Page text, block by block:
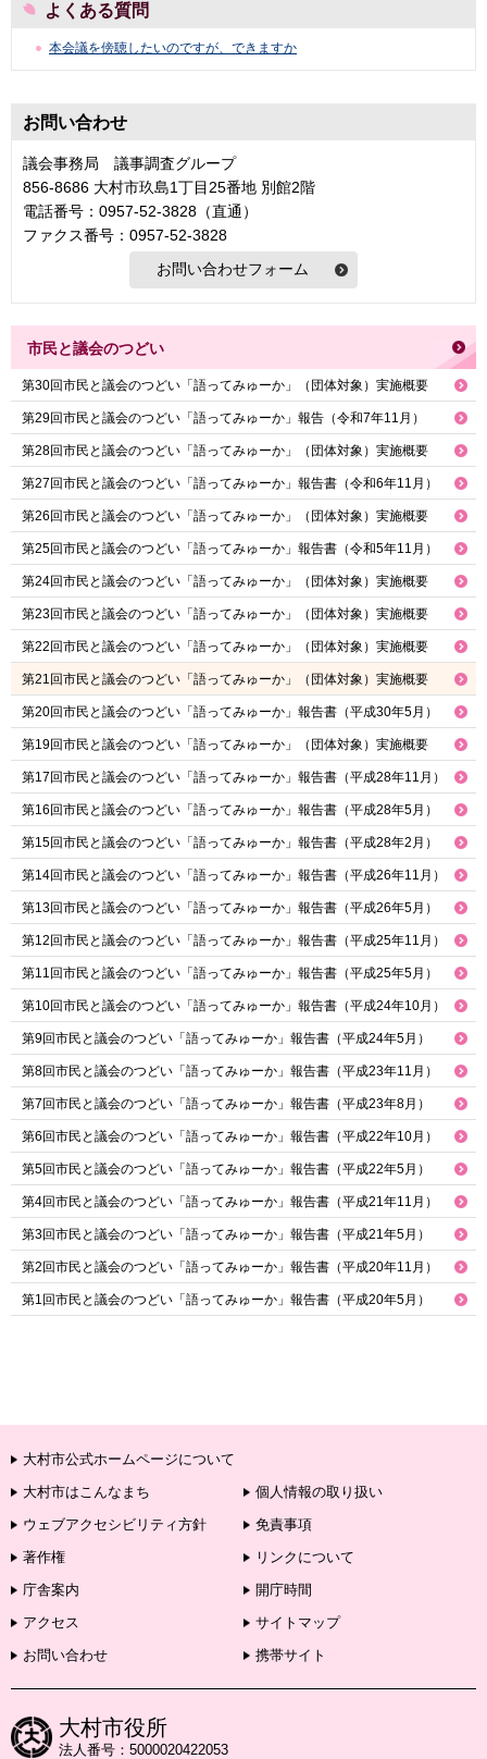
よくある質問
本会議を傍聴したいのですが、できますか
お問い合わせ
議会事務局 議事調査グループ
856-8686 大村市玖島1丁目25番地 別館2階
電話番号：0957-52-3828（直通）
ファクス番号：0957-52-3828
市民と議会のつどい
第30回市民と議会のつどい「語ってみゅーか」（団体対象）実施概要
第29回市民と議会のつどい「語ってみゅーか」報告（令和7年11月）
第28回市民と議会のつどい「語ってみゅーか」（団体対象）実施概要
第27回市民と議会のつどい「語ってみゅーか」報告書（令和6年11月）
第26回市民と議会のつどい「語ってみゅーか」（団体対象）実施概要
第25回市民と議会のつどい「語ってみゅーか」報告書（令和5年11月）
第24回市民と議会のつどい「語ってみゅーか」（団体対象）実施概要
第23回市民と議会のつどい「語ってみゅーか」（団体対象）実施概要
第22回市民と議会のつどい「語ってみゅーか」（団体対象）実施概要
第21回市民と議会のつどい「語ってみゅーか」（団体対象）実施概要
第20回市民と議会のつどい「語ってみゅーか」報告書（平成30年5月）
第19回市民と議会のつどい「語ってみゅーか」（団体対象）実施概要
第17回市民と議会のつどい「語ってみゅーか」報告書（平成28年11月）
第16回市民と議会のつどい「語ってみゅーか」報告書（平成28年5月）
第15回市民と議会のつどい「語ってみゅーか」報告書（平成28年2月）
第14回市民と議会のつどい「語ってみゅーか」報告書（平成26年11月）
第13回市民と議会のつどい「語ってみゅーか」報告書（平成26年5月）
第12回市民と議会のつどい「語ってみゅーか」報告書（平成25年11月）
第11回市民と議会のつどい「語ってみゅーか」報告書（平成25年5月）
第10回市民と議会のつどい「語ってみゅーか」報告書（平成24年10月）
第9回市民と議会のつどい「語ってみゅーか」報告書（平成24年5月）
第8回市民と議会のつどい「語ってみゅーか」報告書（平成23年11月）
第7回市民と議会のつどい「語ってみゅーか」報告書（平成23年8月）
第6回市民と議会のつどい「語ってみゅーか」報告書（平成22年10月）
第5回市民と議会のつどい「語ってみゅーか」報告書（平成22年5月）
第4回市民と議会のつどい「語ってみゅーか」報告書（平成21年11月）
第3回市民と議会のつどい「語ってみゅーか」報告書（平成21年5月）
第2回市民と議会のつどい「語ってみゅーか」報告書（平成20年11月）
第1回市民と議会のつどい「語ってみゅーか」報告書（平成20年5月）
大村市公式ホームページについて
大村市はこんなまち
個人情報の取り扱い
ウェブアクセシビリティ方針
免責事項
著作権
リンクについて
庁舎案内
開庁時間
アクセス
サイトマップ
お問い合わせ
携帯サイト
大村市役所
法人番号：5000020422053